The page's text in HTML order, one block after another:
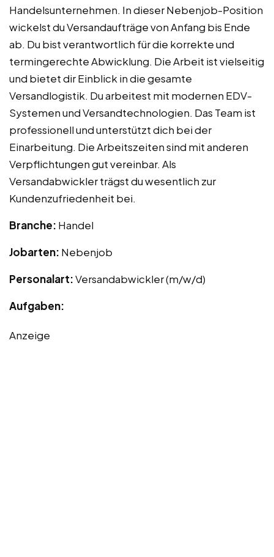
Handelsunternehmen. In dieser Nebenjob-Position
wickelst du Versandaufträge von Anfang bis Ende
ab. Du bist verantwortlich für die korrekte und
termingerechte Abwicklung. Die Arbeit ist vielseitig
und bietet dir Einblick in die gesamte
Versandlogistik. Du arbeitest mit modernen EDV-
Systemen und Versandtechnologien. Das Team ist
professionell und unterstützt dich bei der
Einarbeitung. Die Arbeitszeiten sind mit anderen
Verpflichtungen gut vereinbar. Als
Versandabwickler trägst du wesentlich zur
Kundenzufriedenheit bei.
Branche: Handel
Jobarten: Nebenjob
Personalart:Versandabwickler (m/w/d)
Aufgaben:
Anzeige